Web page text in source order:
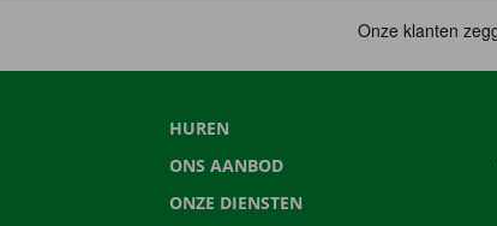
HUREN
ONS AANBOD
ONZE DIENSTEN